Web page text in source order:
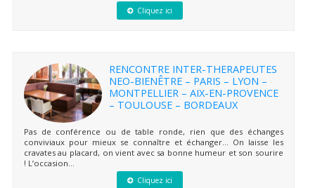
Cliquez ici
RENCONTRE INTER-THERAPEUTES
NEO-BIENÊTRE – PARIS – LYON –
MONTPELLIER – AIX-EN-PROVENCE
– TOULOUSE – BORDEAUX
Pas de conférence ou de table ronde, rien que des échanges
conviviaux pour mieux se connaître et échanger… On laisse les
cravates au placard, on vient avec sa bonne humeur et son sourire
! L’occasion...
Cliquez ici